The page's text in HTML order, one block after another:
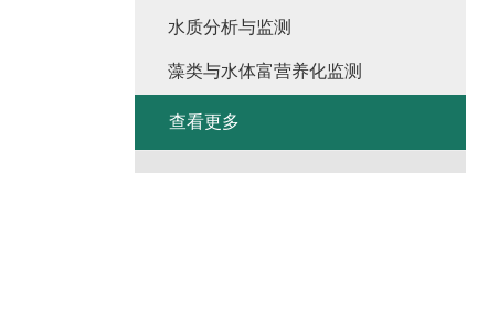
水质分析与监测
藻类与水体富营养化监测
查看更多